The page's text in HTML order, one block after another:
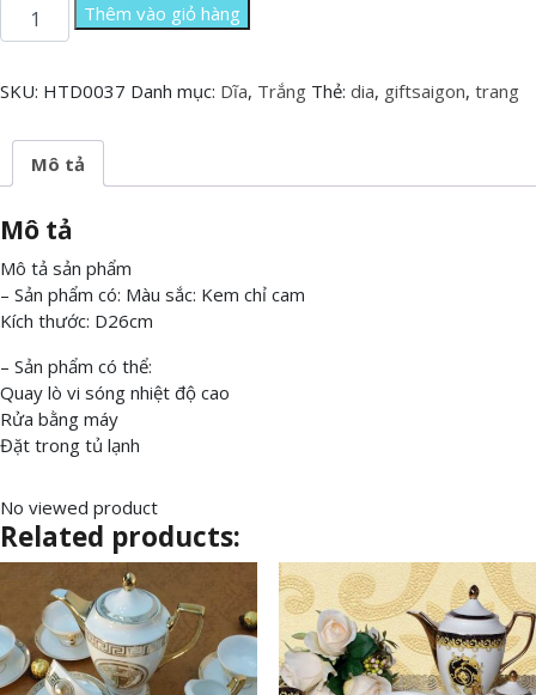
HTD0037
lượng
Thêm vào giỏ hàng
SKU: HTD0037 Danh mục: Dĩa, Trắng Thẻ: dia, giftsaigon, trang
Mô tả
Mô tả
Mô tả sản phẩm
– Sản phẩm có: Màu sắc: Kem chỉ cam
Kích thước: D26cm
– Sản phẩm có thể:
Quay lò vi sóng nhiệt độ cao
Rửa bằng máy
Đặt trong tủ lạnh
No viewed product
Related products: